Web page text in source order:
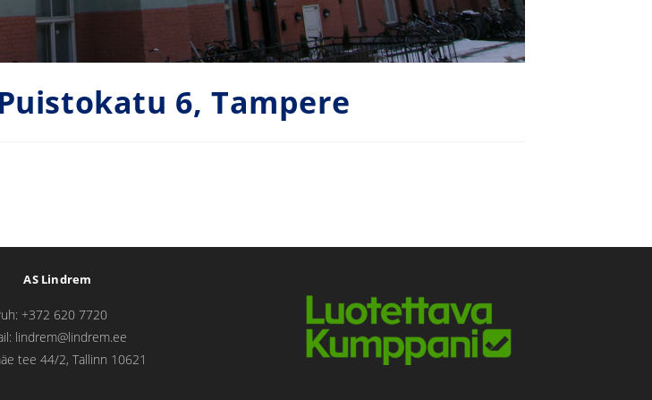
6, Tampere
AS Lindrem
+372 620 7720
lindrem@lindrem.ee
tee 44/2, Tallinn 10621